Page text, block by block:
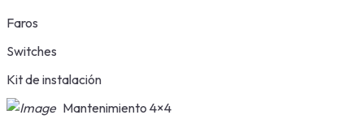
Faros
Switches
Kit de instalación
Mantenimiento 4×4